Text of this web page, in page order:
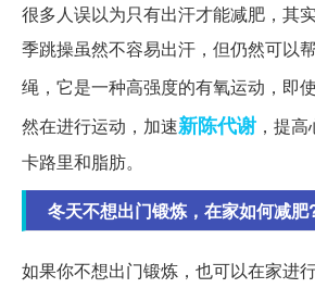
很多人误以为只有出汗才能减肥，其
季跳操虽然不容易出汗，但仍然可以
绳，它是一种高强度的有氧运动，即
然在进行运动，加速新陈代谢 ，提
卡路里和脂肪。
冬天不想出门锻炼，在家如何减肥
如果你不想出门锻炼，也可以在家进